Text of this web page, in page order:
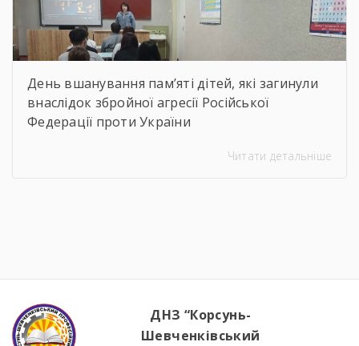
День вшанування пам’яті дітей, які загинули
внаслідок збройної агресії Російської
Федерації проти України
Читати детальніше
ДНЗ “Корсунь-
Шевченківський